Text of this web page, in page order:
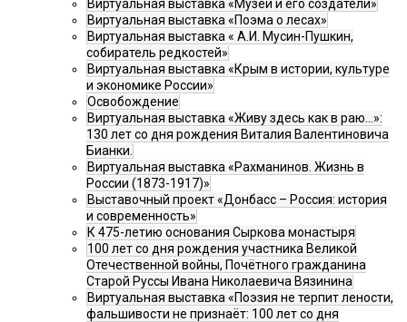
Виртуальная выставка «Музей и его создатели»
Виртуальная выставка «Поэма о лесах»
Виртуальная выставка « А.И. Мусин-Пушкин,
собиратель редкостей»
Виртуальная выставка «Крым в истории, культуре
и экономике России»
Освобождение
Виртуальная выставка «Живу здесь как в раю…»:
130 лет со дня рождения Виталия Валентиновича
Бианки.
Виртуальная выставка «Рахманинов. Жизнь в
России (1873-1917)»
Выставочный проект «Донбасс – Россия: история
и современность»
К 475-летию основания Сыркова монастыря
100 лет со дня рождения участника Великой
Отечественной войны, Почётного гражданина
Старой Руссы Ивана Николаевича Вязинина
Виртуальная выставка «Поэзия не терпит лености,
фальшивости не признаёт: 100 лет со дня